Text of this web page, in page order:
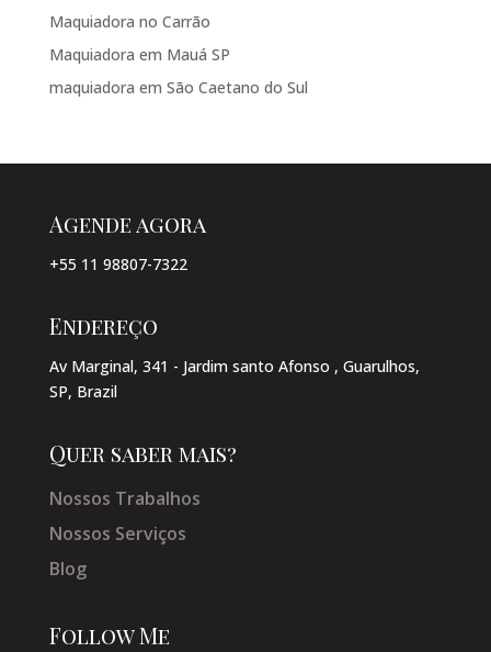
Maquiadora no Carrão
Maquiadora em Mauá SP
maquiadora em São Caetano do Sul
Agende agora
+55 11 98807-7322
Endereço
Av Marginal, 341 - Jardim santo Afonso , Guarulhos,
SP, Brazil
Quer saber mais?
Nossos Trabalhos
Nossos Serviços
Blog
Follow Me